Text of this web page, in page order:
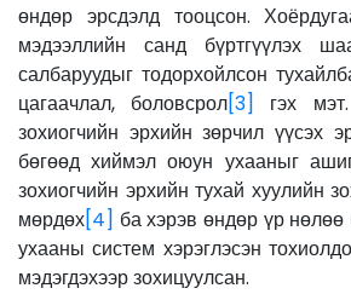
өндөр эрсдэлд тооцсон.
мэдээллийн санд бүртгүүлэх
салбаруудыг тодорхойлсон
цагаачлал, боловсрол[3]
гэх
зохиогчийн эрхийн зөрчил үүсэх
бөгөөд хиймэл оюун ухааныг
зохиогчийн эрхийн тухай хуулийн
мөрдөх[4] ба хэрэв өндөр үр
ухааны систем хэрэглэсэн
мэдэгдэхээр зохицуулсан.